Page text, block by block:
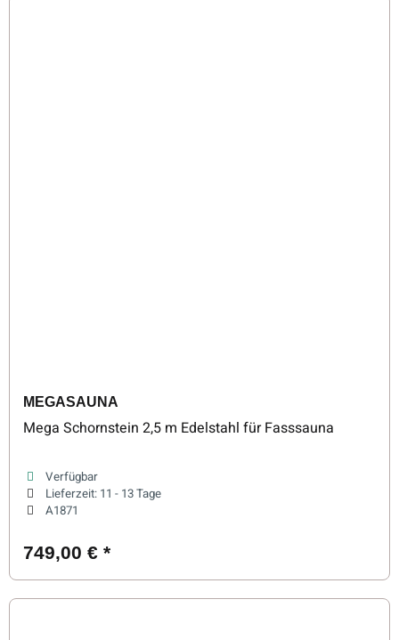
MEGASAUNA
Mega Schornstein 2,5 m Edelstahl für Fasssauna
Verfügbar
Lieferzeit: 11 - 13 Tage
A1871
749,00 € *